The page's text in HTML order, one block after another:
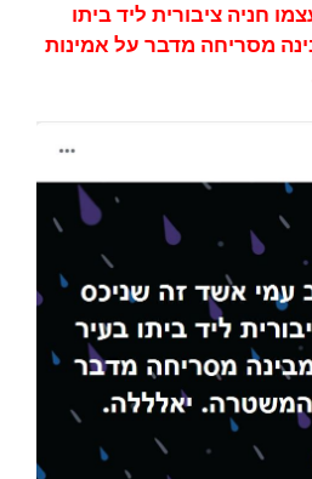
חניה ציבורית ליד ביתו
מסריחה מדבר על אמינות